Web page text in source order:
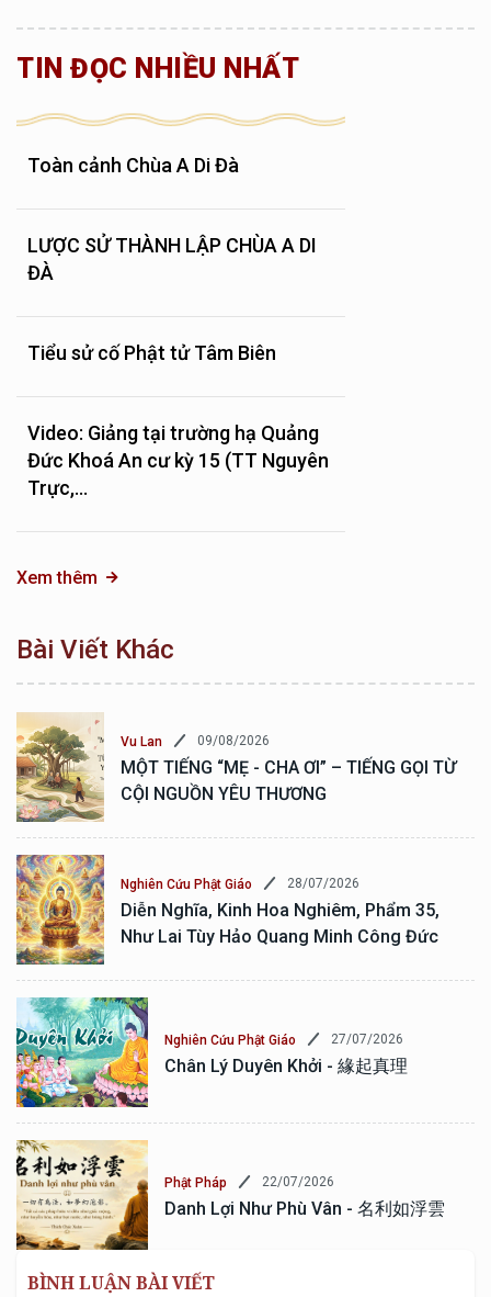
TIN ĐỌC NHIỀU NHẤT
Toàn cảnh Chùa A Di Đà
LƯỢC SỬ THÀNH LẬP CHÙA A DI
ĐÀ
Tiểu sử cố Phật tử Tâm Biên
Video: Giảng tại trường hạ Quảng
Đức Khoá An cư kỳ 15 (TT Nguyên
Trực,...
Xem thêm
Bài Viết Khác
Vu Lan 09/08/2026
MỘT TIẾNG “MẸ - CHA ƠI” – TIẾNG GỌI TỪ
CỘI NGUỒN YÊU THƯƠNG
Nghiên Cứu Phật Giáo 28/07/2026
Diễn Nghĩa, Kinh Hoa Nghiêm, Phẩm 35,
Như Lai Tùy Hảo Quang Minh Công Đức
Nghiên Cứu Phật Giáo 27/07/2026
Chân Lý Duyên Khởi - 緣起真理
Phật Pháp 22/07/2026
Danh Lợi Như Phù Vân - 名利如浮雲
BÌNH LUẬN BÀI VIẾT